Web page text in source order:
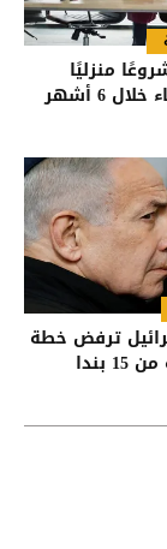
مشروعًا منزليًا
6 أشهر
ترفض خطة
بندا